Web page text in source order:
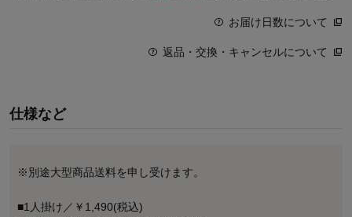
お届け日数について
返品・交換・キャンセルについて
仕様など
※別途大型商品送料を申し受けます。
■1人掛け／￥1,490(税込)